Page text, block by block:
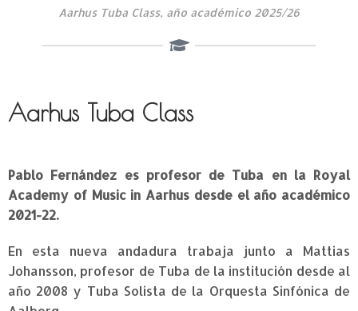
Aarhus Tuba Class, año académico 2025/26
Aarhus Tuba Class
Pablo Fernández es profesor de Tuba en la Royal
Academy of Music in Aarhus desde el año académico
2021-22.
En esta nueva andadura trabaja junto a Mattias
Johansson, profesor de Tuba de la institución desde al
año 2008 y Tuba Solista de la Orquesta Sinfónica de